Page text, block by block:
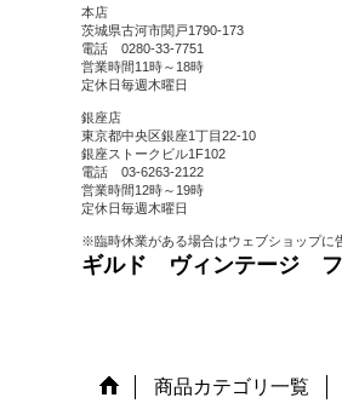
本店
茨城県古河市関戸1790-173
電話 0280-33-7751
営業時間11時～18時
定休日毎週木曜日
銀座店
東京都中央区銀座1丁目22-10
銀座ストークビル1F102
電話 03-6263-2122
営業時間12時～19時
定休日毎週木曜日
※臨時休業がある場合はウェブショップに
ギルド ヴィンテージ フ
商品カテゴリ一覧